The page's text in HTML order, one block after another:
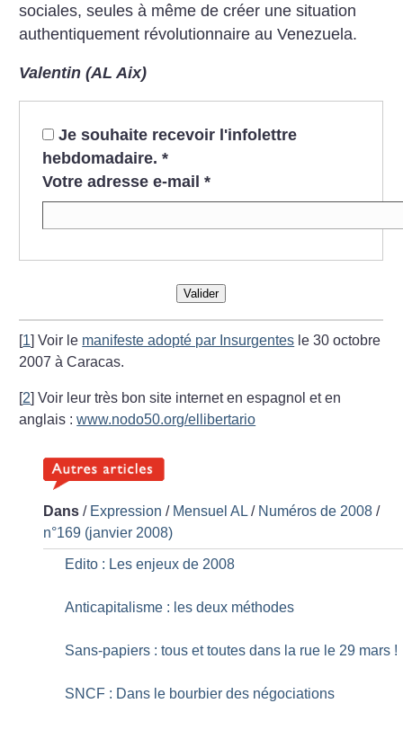
sociales, seules à même de créer une situation
authentiquement révolutionnaire au Venezuela.
Valentin (AL Aix)
Je souhaite recevoir l'infolettre
hebdomadaire. *
Votre adresse e-mail *
Valider
[1]Voir le manifeste adopté par Insurgentes le 30 octobre
2007 à Caracas.
[2]Voir leur très bon site internet en espagnol et en
anglais :www.nodo50.org/ellibertario
Dans / Expression / Mensuel AL / Numéros de 2008 /
n°169 (janvier 2008)
Edito : Les enjeux de 2008
Anticapitalisme : les deux méthodes
Sans-papiers : tous et toutes dans la rue le 29 mars !
SNCF : Dans le bourbier des négociations